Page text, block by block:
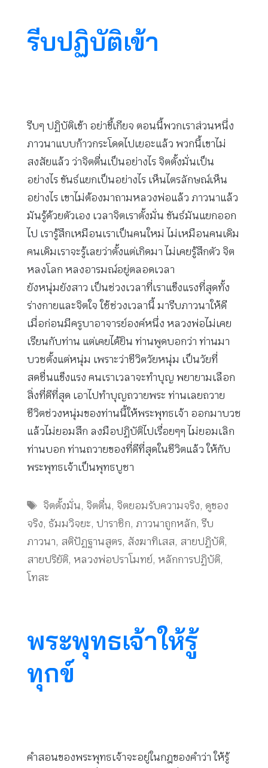
รีบปฏิบัติเข้า
รีบๆ ปฏิบัติเข้า อย่าขี้เกียจ ตอนนี้พวกเราส่วนหนึ่ง
ภาวนาแบบก้าวกระโดดไปเยอะแล้ว พวกนี้เขาไม่
สงสัยแล้ว ว่าจิตตื่นเป็นอย่างไร จิตตั้งมั่นเป็น
อย่างไร ขันธ์แยกเป็นอย่างไร เห็นไตรลักษณ์เห็น
อย่างไร เขาไม่ต้องมาถามหลวงพ่อแล้ว ภาวนาแล้ว
มันรู้ด้วยตัวเอง เวลาจิตเราตั้งมั่น ขันธ์มันแยกออก
ไป เรารู้สึกเหมือนเราเป็นคนใหม่ ไม่เหมือนคนเดิม
คนเดิมเราจะรู้เลยว่าตั้งแต่เกิดมา ไม่เคยรู้สึกตัว จิต
หลงโลก หลงอารมณ์อยู่ตลอดเวลา
ยังหนุ่มยังสาว เป็นช่วงเวลาที่เราแข็งแรงที่สุดทั้ง
ร่างกายและจิตใจ ใช้ช่วงเวลานี้ มารีบภาวนาให้ดี
เมื่อก่อนมีครูบาอาจารย์องค์หนึ่ง หลวงพ่อไม่เคย
เรียนกับท่าน แต่เคยได้ยิน ท่านพูดบอกว่า ท่านมา
บวชตั้งแต่หนุ่ม เพราะว่าชีวิตวัยหนุ่ม เป็นวัยที่
สดชื่นแข็งแรง คนเราเวลาจะทำบุญ พยายามเลือก
สิ่งที่ดีที่สุด เอาไปทำบุญถวายพระ ท่านเลยถวาย
ชีวิตช่วงหนุ่มของท่านนี้ให้พระพุทธเจ้า ออกมาบวช
แล้วไม่ยอมสึก ลงมือปฏิบัติไปเรื่อยๆๆ ไม่ยอมเลิก
ท่านบอก ท่านถวายของที่ดีที่สุดในชีวิตแล้ว ให้กับ
พระพุทธเจ้าเป็นพุทธบูชา
Tags
จิตตั้งมั่น, จิตตื่น, จิตยอมรับความจริง, ดูของ
จริง, ธัมมวิจยะ, ปาราชิก, ภาวนาถูกหลัก, รีบ
ภาวนา, สติปัฏฐานสูตร, สังฆาทิเสส, สายปฏิบัติ,
สายปริยัติ, หลวงพ่อปราโมทย์, หลักการปฏิบัติ,
โทสะ
พระพุทธเจ้าให้รู้
ทุกข์
คำสอนของพระพุทธเจ้าจะอยู่ในกฎของคำว่า ให้รู้